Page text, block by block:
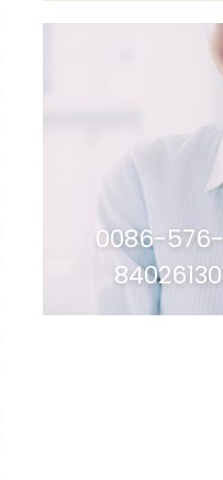
+0086-576-
84026130